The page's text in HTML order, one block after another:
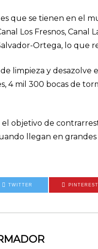
que se tienen en el
Los Fresnos, Canal
Ortega, lo que
limpieza y desazolve
4 mil 300 bocas de
objetivo de
llegan en
TWITTER PINTEREST